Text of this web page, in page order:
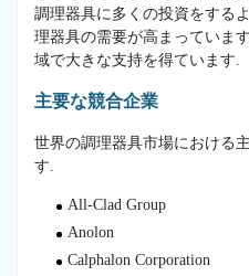
調理器具に多くの投資をする
理器具の需要が高まっていま
域で大きな支持を得ています.
主要な競合企業
世界の調理器具市場における
す.
All-Clad Group
Anolon
Calphalon Corporation